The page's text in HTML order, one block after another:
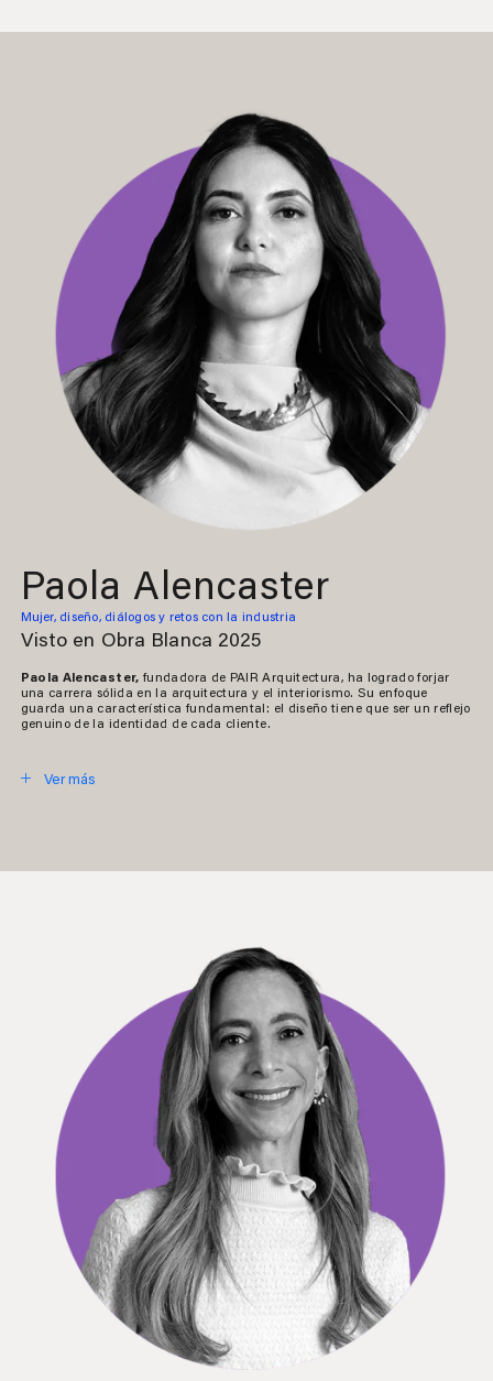
Paola Alencaster
Mujer, diseño, diálogos y retos con la industria
Visto en Obra Blanca 2025
Paola Alencaster, fundadora de PAIR Arquitectura, ha logrado forjar
una carrera sólida en la arquitectura y el interiorismo. Su enfoque
guarda una característica fundamental: el diseño tiene que ser un reflejo
genuino de la identidad de cada cliente.
Ver más